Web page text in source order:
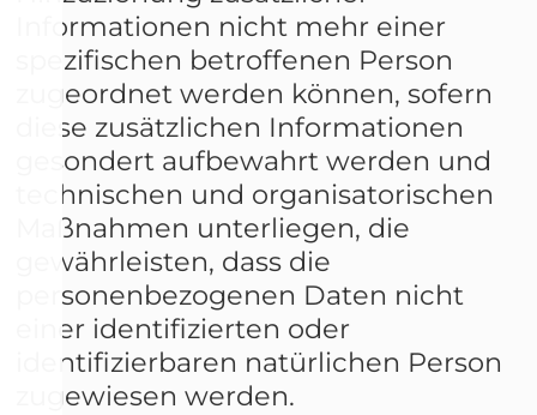
Informationen nicht mehr einer
spezifischen betroffenen Person
zugeordnet werden können, sofern
diese zusätzlichen Informationen
gesondert aufbewahrt werden und
technischen und organisatorischen
Maßnahmen unterliegen, die
gewährleisten, dass die
personenbezogenen Daten nicht
einer identifizierten oder
identifizierbaren natürlichen Person
zugewiesen werden.